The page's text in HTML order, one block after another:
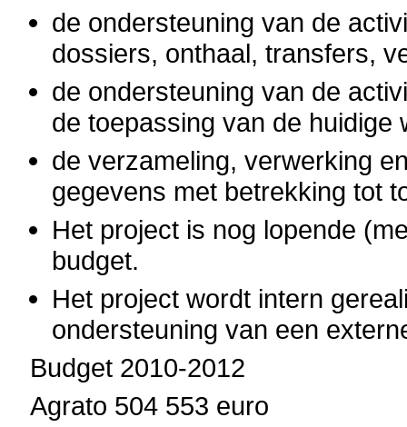
de ondersteuning van de
dossiers, onthaal, transfers,
de ondersteuning van de
de toepassing van de huidige
de verzameling, verwerking
gegevens met betrekking tot
Het project is nog lopende
budget.
Het project wordt intern
ondersteuning van een
Budget 2010-2012
Agrato 504 553 euro